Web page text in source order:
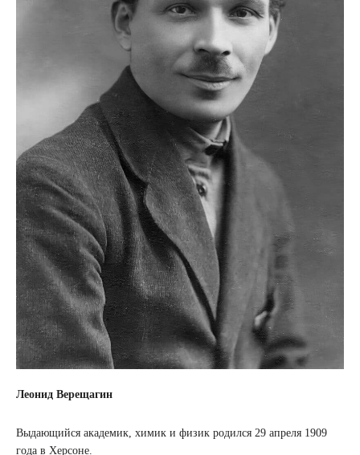
Леонид Верещагин
Выдающийся академик, химик и физик родился 29 апреля 1909
года в Херсоне.